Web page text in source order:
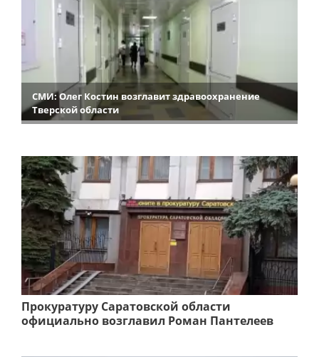
СМИ: Олег Костин возглавит здравоохранение
Тверской области
Прокуратуру Саратовской области
официально возглавил Роман Пантелеев